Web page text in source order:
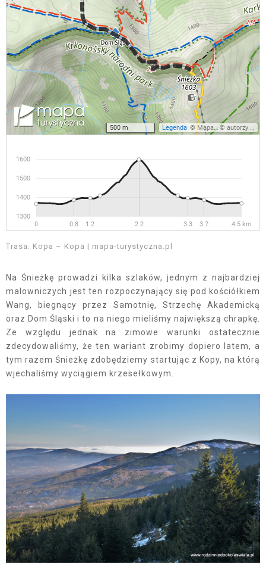
Trasa: Kopa – Kopa | mapa-turystyczna.pl
Na Śnieżkę prowadzi kilka szlaków, jednym z najbardziej
malowniczych jest ten rozpoczynający się pod kościółkiem
Wang, biegnący przez Samotnię, Strzechę Akademicką
oraz Dom Śląski i to na niego mieliśmy największą chrapkę.
Ze względu jednak na zimowe warunki ostatecznie
zdecydowaliśmy, że ten wariant zrobimy dopiero latem, a
tym razem Śnieżkę zdobędziemy startując z Kopy, na którą
wjechaliśmy wyciągiem krzesełkowym.